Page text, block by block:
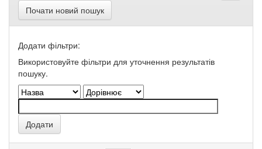
Почати новий пошук
Додати фільтри:
Використовуйте фільтри для уточнення результатів
пошуку.